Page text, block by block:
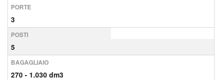
PORTE
3
POSTI
5
BAGAGLIAIO
270 - 1.030 dm3